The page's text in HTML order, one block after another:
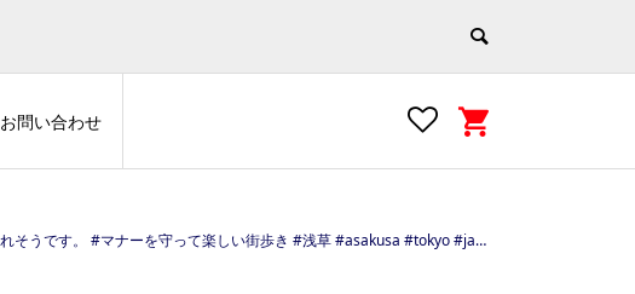
お問い合わせ
って楽しい街歩き #浅草 #asakusa #tokyo #japan #江戸文化の街 https://e-asakusa.jp/